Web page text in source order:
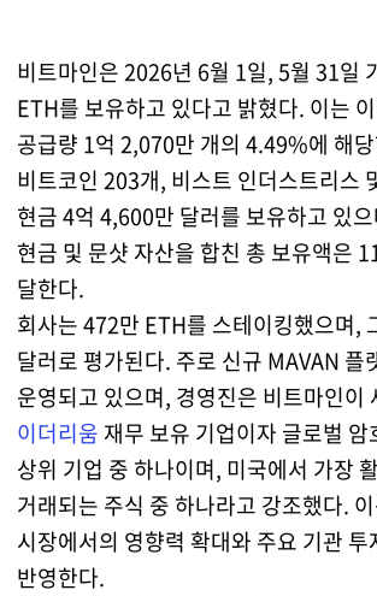
비트마인은 2026년 6월 1일, 5월 31일
ETH를 보유하고 있다고 밝혔다. 이는
공급량 1억 2,070만 개의 4.49%에 해
비트코인 203개, 비스트 인더스트리스
현금 4억 4,600만 달러를 보유하고 있
현금 및 문샷 자산을 합친 총 보유액은
달한다.
회사는 472만 ETH를 스테이킹했으며,
달러로 평가된다. 주로 신규 MAVAN 플
운영되고 있으며, 경영진은 비트마인이
이더리움 재무 보유 기업이자 글로벌
상위 기업 중 하나이며, 미국에서 가장
거래되는 주식 중 하나라고 강조했다.
시장에서의 영향력 확대와 주요 기관
반영한다.